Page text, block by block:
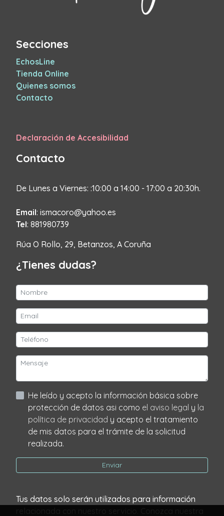
Secciones
EchosLine
Tienda Online
Quienes somos
Contacto
Declaración de Accesibilidad
Contacto
De Lunes a Viernes: :10:00 a 14:00 - 17:00 a 20:30h.
Email: ismacoro@yahoo.es
Tel: 881980739
Rúa O Rollo, 29, Betanzos, A Coruña
¿Tienes dudas?
He leído y acepto la información básica sobre
protección de datos asi como el aviso legal y la
política de privacidad y acepto el tratamiento
de mis datos para el trámite de la solicitud
realizada.
Enviar
Tus datos solo serán utilizados para información